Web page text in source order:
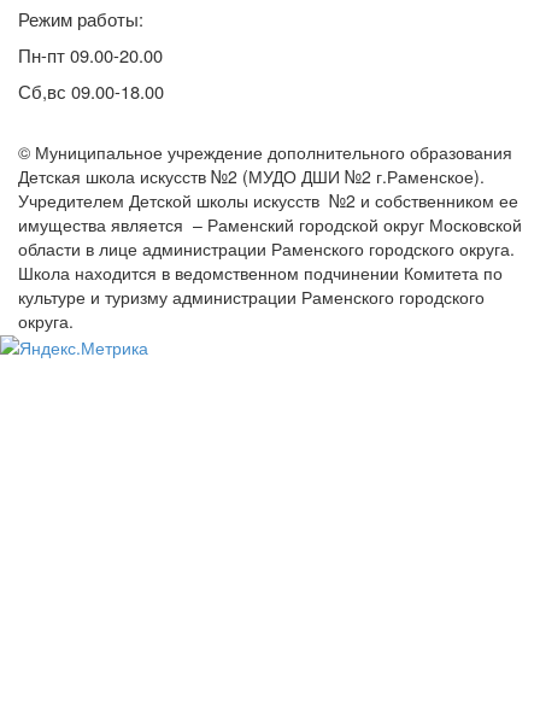
Режим работы:
Пн-пт 09.00-20.00
Сб,вс 09.00-18.00
© Муниципальное учреждение дополнительного образования
Детская школа искусств №2 (МУДО ДШИ №2 г.Раменское).
Учредителем Детской школы искусств №2 и собственником ее
имущества является – Раменский городской округ Московской
области в лице администрации Раменского городского округа.
Школа находится в ведомственном подчинении Комитета по
культуре и туризму администрации Раменского городского
округа.